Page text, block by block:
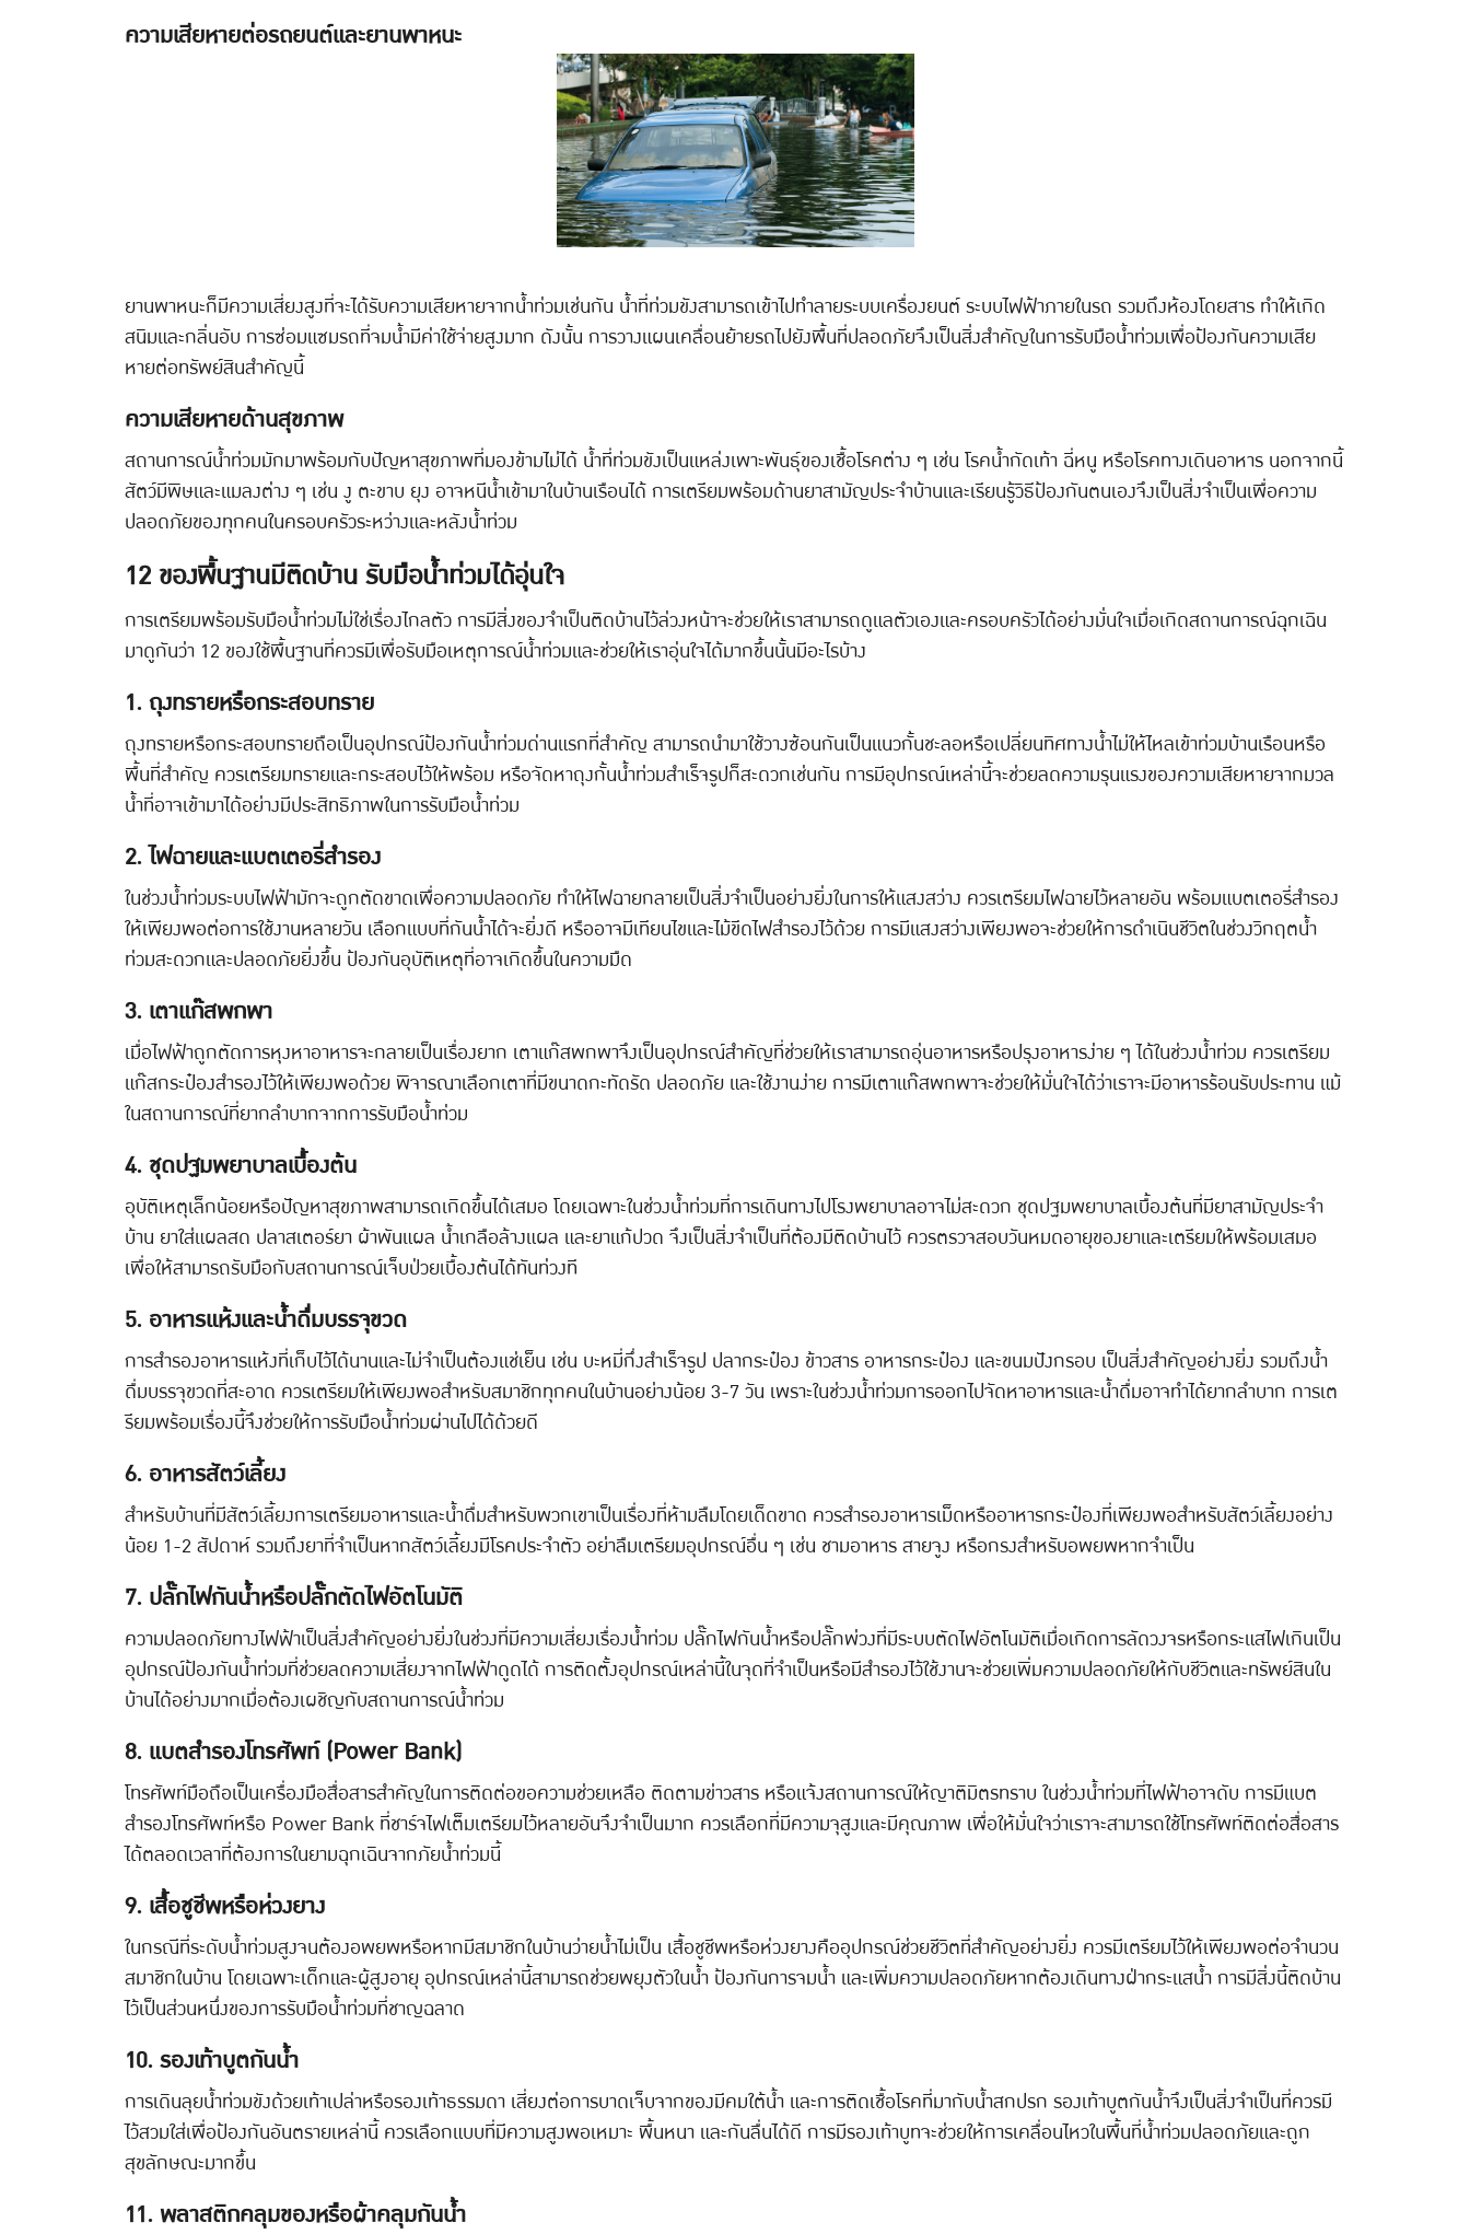
ความเสียหายต่อรถยนต์และยานพาหนะ
ยานพาหนะก็มีความเสี่ยงสูงที่จะได้รับความเสียหายจากน้ำท่วมเช่นกัน น้ำที่ท่วมขังสามารถเข้าไปทำลายระบบเครื่องยนต์ ระบบไฟฟ้าภายในรถ รวมถึงห้องโดยสาร ทำให้เกิด
สนิมและกลิ่นอับ การซ่อมแซมรถที่จมน้ำมีค่าใช้จ่ายสูงมาก ดังนั้น การวางแผนเคลื่อนย้ายรถไปยังพื้นที่ปลอดภัยจึงเป็นสิ่งสำคัญในการรับมือน้ำท่วมเพื่อป้องกันความเสีย
หายต่อทรัพย์สินสำคัญนี้
ความเสียหายด้านสุขภาพ
สถานการณ์น้ำท่วมมักมาพร้อมกับปัญหาสุขภาพที่มองข้ามไม่ได้ น้ำที่ท่วมขังเป็นแหล่งเพาะพันธุ์ของเชื้อโรคต่าง ๆ เช่น โรคน้ำกัดเท้า ฉี่หนู หรือโรคทางเดินอาหาร นอกจากนี้
สัตว์มีพิษและแมลงต่าง ๆ เช่น งู ตะขาบ ยุง อาจหนีน้ำเข้ามาในบ้านเรือนได้ การเตรียมพร้อมด้านยาสามัญประจำบ้านและเรียนรู้วิธีป้องกันตนเองจึงเป็นสิ่งจำเป็นเพื่อความ
ปลอดภัยของทุกคนในครอบครัวระหว่างและหลังน้ำท่วม
12 ของพื้นฐานมีติดบ้าน รับมือน้ำท่วมได้อุ่นใจ
การเตรียมพร้อมรับมือน้ำท่วมไม่ใช่เรื่องไกลตัว การมีสิ่งของจำเป็นติดบ้านไว้ล่วงหน้าจะช่วยให้เราสามารถดูแลตัวเองและครอบครัวได้อย่างมั่นใจเมื่อเกิดสถานการณ์ฉุกเฉิน
มาดูกันว่า 12 ของใช้พื้นฐานที่ควรมีเพื่อรับมือเหตุการณ์น้ำท่วมและช่วยให้เราอุ่นใจได้มากขึ้นนั้นมีอะไรบ้าง
1. ถุงทรายหรือกระสอบทราย
ถุงทรายหรือกระสอบทรายถือเป็นอุปกรณ์ป้องกันน้ำท่วมด่านแรกที่สำคัญ สามารถนำมาใช้วางซ้อนกันเป็นแนวกั้นชะลอหรือเปลี่ยนทิศทางน้ำไม่ให้ไหลเข้าท่วมบ้านเรือนหรือ
พื้นที่สำคัญ ควรเตรียมทรายและกระสอบไว้ให้พร้อม หรือจัดหาถุงกั้นน้ำท่วมสำเร็จรูปก็สะดวกเช่นกัน การมีอุปกรณ์เหล่านี้จะช่วยลดความรุนแรงของความเสียหายจากมวล
น้ำที่อาจเข้ามาได้อย่างมีประสิทธิภาพในการรับมือน้ำท่วม
2. ไฟฉายและแบตเตอรี่สำรอง
ในช่วงน้ำท่วมระบบไฟฟ้ามักจะถูกตัดขาดเพื่อความปลอดภัย ทำให้ไฟฉายกลายเป็นสิ่งจำเป็นอย่างยิ่งในการให้แสงสว่าง ควรเตรียมไฟฉายไว้หลายอัน พร้อมแบตเตอรี่สำรอง
ให้เพียงพอต่อการใช้งานหลายวัน เลือกแบบที่กันน้ำได้จะยิ่งดี หรืออาจมีเทียนไขและไม้ขีดไฟสำรองไว้ด้วย การมีแสงสว่างเพียงพอจะช่วยให้การดำเนินชีวิตในช่วงวิกฤตน้ำ
ท่วมสะดวกและปลอดภัยยิ่งขึ้น ป้องกันอุบัติเหตุที่อาจเกิดขึ้นในความมืด
3. เตาแก๊สพกพา
เมื่อไฟฟ้าถูกตัดการหุงหาอาหารจะกลายเป็นเรื่องยาก เตาแก๊สพกพาจึงเป็นอุปกรณ์สำคัญที่ช่วยให้เราสามารถอุ่นอาหารหรือปรุงอาหารง่าย ๆ ได้ในช่วงน้ำท่วม ควรเตรียม
แก๊สกระป๋องสำรองไว้ให้เพียงพอด้วย พิจารณาเลือกเตาที่มีขนาดกะทัดรัด ปลอดภัย และใช้งานง่าย การมีเตาแก๊สพกพาจะช่วยให้มั่นใจได้ว่าเราจะมีอาหารร้อนรับประทาน แม้
ในสถานการณ์ที่ยากลำบากจากการรับมือน้ำท่วม
4. ชุดปฐมพยาบาลเบื้องต้น
อุบัติเหตุเล็กน้อยหรือปัญหาสุขภาพสามารถเกิดขึ้นได้เสมอ โดยเฉพาะในช่วงน้ำท่วมที่การเดินทางไปโรงพยาบาลอาจไม่สะดวก ชุดปฐมพยาบาลเบื้องต้นที่มียาสามัญประจำ
บ้าน ยาใส่แผลสด ปลาสเตอร์ยา ผ้าพันแผล น้ำเกลือล้างแผล และยาแก้ปวด จึงเป็นสิ่งจำเป็นที่ต้องมีติดบ้านไว้ ควรตรวจสอบวันหมดอายุของยาและเตรียมให้พร้อมเสมอ
เพื่อให้สามารถรับมือกับสถานการณ์เจ็บป่วยเบื้องต้นได้ทันท่วงที
5. อาหารแห้งและน้ำดื่มบรรจุขวด
การสำรองอาหารแห้งที่เก็บไว้ได้นานและไม่จำเป็นต้องแช่เย็น เช่น บะหมี่กึ่งสำเร็จรูป ปลากระป๋อง ข้าวสาร อาหารกระป๋อง และขนมปังกรอบ เป็นสิ่งสำคัญอย่างยิ่ง รวมถึงน้ำ
ดื่มบรรจุขวดที่สะอาด ควรเตรียมให้เพียงพอสำหรับสมาชิกทุกคนในบ้านอย่างน้อย 3-7 วัน เพราะในช่วงน้ำท่วมการออกไปจัดหาอาหารและน้ำดื่มอาจทำได้ยากลำบาก การเต
รียมพร้อมเรื่องนี้จึงช่วยให้การรับมือน้ำท่วมผ่านไปได้ด้วยดี
6. อาหารสัตว์เลี้ยง
สำหรับบ้านที่มีสัตว์เลี้ยงการเตรียมอาหารและน้ำดื่มสำหรับพวกเขาเป็นเรื่องที่ห้ามลืมโดยเด็ดขาด ควรสำรองอาหารเม็ดหรืออาหารกระป๋องที่เพียงพอสำหรับสัตว์เลี้ยงอย่าง
น้อย 1-2 สัปดาห์ รวมถึงยาที่จำเป็นหากสัตว์เลี้ยงมีโรคประจำตัว อย่าลืมเตรียมอุปกรณ์อื่น ๆ เช่น ชามอาหาร สายจูง หรือกรงสำหรับอพยพหากจำเป็น
7. ปลั๊กไฟกันน้ำหรือปลั๊กตัดไฟอัตโนมัติ
ความปลอดภัยทางไฟฟ้าเป็นสิ่งสำคัญอย่างยิ่งในช่วงที่มีความเสี่ยงเรื่องน้ำท่วม ปลั๊กไฟกันน้ำหรือปลั๊กพ่วงที่มีระบบตัดไฟอัตโนมัติเมื่อเกิดการลัดวงจรหรือกระแสไฟเกินเป็น
อุปกรณ์ป้องกันน้ำท่วมที่ช่วยลดความเสี่ยงจากไฟฟ้าดูดได้ การติดตั้งอุปกรณ์เหล่านี้ในจุดที่จำเป็นหรือมีสำรองไว้ใช้งานจะช่วยเพิ่มความปลอดภัยให้กับชีวิตและทรัพย์สินใน
บ้านได้อย่างมากเมื่อต้องเผชิญกับสถานการณ์น้ำท่วม
8. แบตสำรองโทรศัพท์ (Power Bank)
โทรศัพท์มือถือเป็นเครื่องมือสื่อสารสำคัญในการติดต่อขอความช่วยเหลือ ติดตามข่าวสาร หรือแจ้งสถานการณ์ให้ญาติมิตรทราบ ในช่วงน้ำท่วมที่ไฟฟ้าอาจดับ การมีแบต
สำรองโทรศัพท์หรือ Power Bank ที่ชาร์จไฟเต็มเตรียมไว้หลายอันจึงจำเป็นมาก ควรเลือกที่มีความจุสูงและมีคุณภาพ เพื่อให้มั่นใจว่าเราจะสามารถใช้โทรศัพท์ติดต่อสื่อสาร
ได้ตลอดเวลาที่ต้องการในยามฉุกเฉินจากภัยน้ำท่วมนี้
9. เสื้อชูชีพหรือห่วงยาง
ในกรณีที่ระดับน้ำท่วมสูงจนต้องอพยพหรือหากมีสมาชิกในบ้านว่ายน้ำไม่เป็น เสื้อชูชีพหรือห่วงยางคืออุปกรณ์ช่วยชีวิตที่สำคัญอย่างยิ่ง ควรมีเตรียมไว้ให้เพียงพอต่อจำนวน
สมาชิกในบ้าน โดยเฉพาะเด็กและผู้สูงอายุ อุปกรณ์เหล่านี้สามารถช่วยพยุงตัวในน้ำ ป้องกันการจมน้ำ และเพิ่มความปลอดภัยหากต้องเดินทางฝ่ากระแสน้ำ การมีสิ่งนี้ติดบ้าน
ไว้เป็นส่วนหนึ่งของการรับมือน้ำท่วมที่ชาญฉลาด
10. รองเท้าบูตกันน้ำ
การเดินลุยน้ำท่วมขังด้วยเท้าเปล่าหรือรองเท้าธรรมดา เสี่ยงต่อการบาดเจ็บจากของมีคมใต้น้ำ และการติดเชื้อโรคที่มากับน้ำสกปรก รองเท้าบูตกันน้ำจึงเป็นสิ่งจำเป็นที่ควรมี
ไว้สวมใส่เพื่อป้องกันอันตรายเหล่านี้ ควรเลือกแบบที่มีความสูงพอเหมาะ พื้นหนา และกันลื่นได้ดี การมีรองเท้าบูทจะช่วยให้การเคลื่อนไหวในพื้นที่น้ำท่วมปลอดภัยและถูก
สุขลักษณะมากขึ้น
11. พลาสติกคลุมของหรือผ้าคลุมกันน้ำ